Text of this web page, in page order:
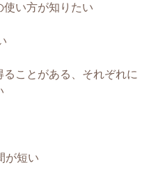
使い方が知りたい
ることがある、それぞれに
が短い